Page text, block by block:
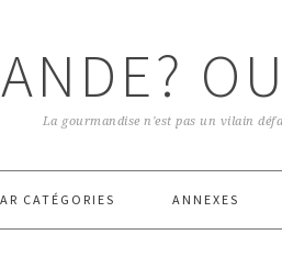
La gourmandise n'est pas un vilain
CATÉGORIES ANNEXES